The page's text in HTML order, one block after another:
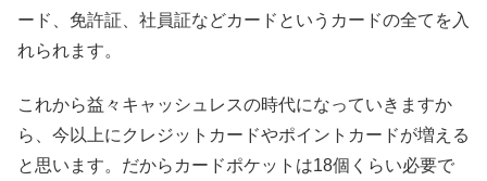
ード、免許証、社員証などカードというカードの全てを入
れられます。
これから益々キャッシュレスの時代になっていきますか
ら、今以上にクレジットカードやポイントカードが増える
と思います。だからカードポケットは18個くらい必要で